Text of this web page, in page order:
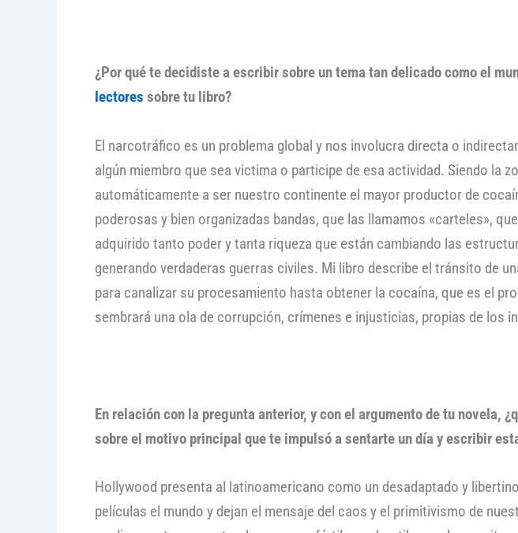
¿Por qué te decidiste a escribir sobre un tema tan delicado como el
lectores sobre tu libro?
El narcotráfico es un problema global y nos involucra directa o
algún miembro que sea victima o participe de esa actividad. Siendo la
automáticamente a ser nuestro continente el mayor productor de
poderosas y bien organizadas bandas, que las llamamos «carteles»,
adquirido tanto poder y tanta riqueza que están cambiando las
generando verdaderas guerras civiles. Mi libro describe el tránsito de
para canalizar su procesamiento hasta obtener la cocaína, que es el
sembrará una ola de corrupción, crímenes e injusticias, propias de los
En relación con la pregunta anterior, y con el argumento de tu novela,
sobre el motivo principal que te impulsó a sentarte un día y escribir
Hollywood presenta al latinoamericano como un desadaptado y
películas el mundo y dejan el mensaje del caos y el primitivismo de